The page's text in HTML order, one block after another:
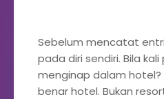
Sebelum mencatat
pada diri sendiri. Bila
menginap dalam
benar hotel. Bukan